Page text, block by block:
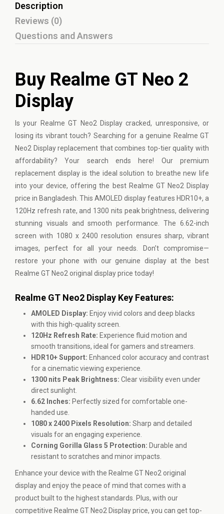
Description
Reviews (0)
Questions and Answers
Buy Realme GT Neo 2
Display
Is your Realme GT Neo2 Display cracked, unresponsive, or
losing its vibrant touch? Searching for a genuine Realme GT
Neo2 Display replacement that combines top-tier quality with
affordability? Your search ends here! Our premium
replacement display is the ideal solution to breathe new life
into your device, offering the best Realme GT Neo2 Display
price in Bangladesh. This AMOLED display features HDR10+, a
120Hz refresh rate, and 1300 nits peak brightness, delivering
stunning visuals and smooth performance. The 6.62-inch
screen with 1080 x 2400 resolution ensures sharp, vibrant
images, perfect for all your needs. Don’t compromise—
restore your phone with our genuine display at the best
Realme GT Neo2 original display price today!
Realme GT Neo2 Display Key Features:
AMOLED Display: Enjoy vivid colors and deep blacks
with this high-quality screen.
120Hz Refresh Rate: Experience fluid motion and
smooth transitions, ideal for gamers and streamers.
HDR10+ Support: Enhanced color accuracy and contrast
for a cinematic viewing experience.
1300 nits Peak Brightness: Clear visibility even under
direct sunlight.
6.62 Inches: Perfectly sized for comfortable one-
handed use.
1080 x 2400 Pixels Resolution: Sharp and detailed
visuals for an engaging experience.
Corning Gorilla Glass 5 Protection: Durable and
resistant to scratches and minor impacts.
Enhance your device with the Realme GT Neo2 original
display and enjoy the peace of mind that comes with a
product built to the highest standards. Plus, with our
competitive Realme GT Neo2 Display price, you can get top-